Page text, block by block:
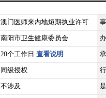
澳门医师来内地短期执业许可
南阳市卫生健康委员会
20个工作日 查看说明
同级授权
不涉及